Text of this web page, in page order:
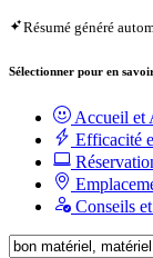
Résumé généré
Sélectionner pour en
Accueil et
Efficacité
Conseils